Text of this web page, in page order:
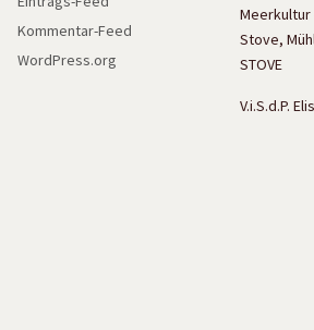
Kommentar-Feed
WordPress.org
Meerkultur
Stove,
STOVE
V.i.S.d.P.